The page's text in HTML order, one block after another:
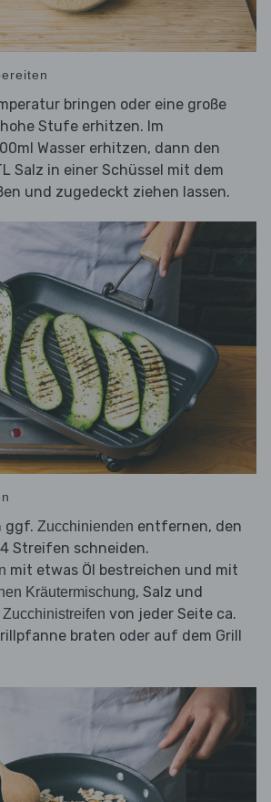
bringen oder eine große
Stufe erhitzen. Im
Wasser erhitzen, dann den
Salz in einer Schüssel mit dem
und zugedeckt ziehen lassen.
ggf. Zucchinienden entfernen, den
Streifen schneiden.
mit etwas Öl bestreichen und mit
Kräutermischung, Salz und
Zucchinistreifen von jeder Seite ca.
braten oder auf dem Grill